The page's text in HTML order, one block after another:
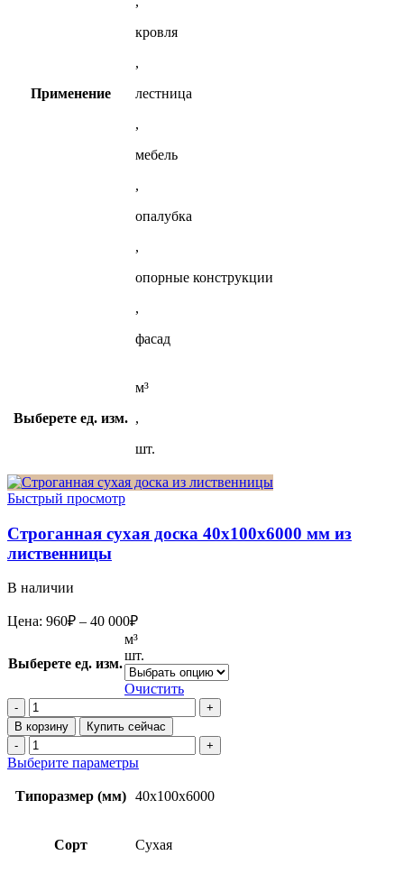
Применение
кровля
,
лестница
,
мебель
,
опалубка
,
опорные конструкции
,
фасад
Выберете ед. изм.
м³
,
шт.
Быстрый просмотр
Строганная сухая доска 40x100x6000 мм из
лиственницы
В наличии
Цена: 960₽ – 40 000₽Диапазон
цен:
960₽
–
40
Выберете ед. изм.
м³
шт.
Очистить
Количество
товара
Строганная
сухая
доска
мм
В корзину Купить сейчас
Количество
товара
сухая
доска
Выберите параметрыЭтот
имеет
Опции
Типоразмер (мм) 40x100x6000
Сорт Сухая